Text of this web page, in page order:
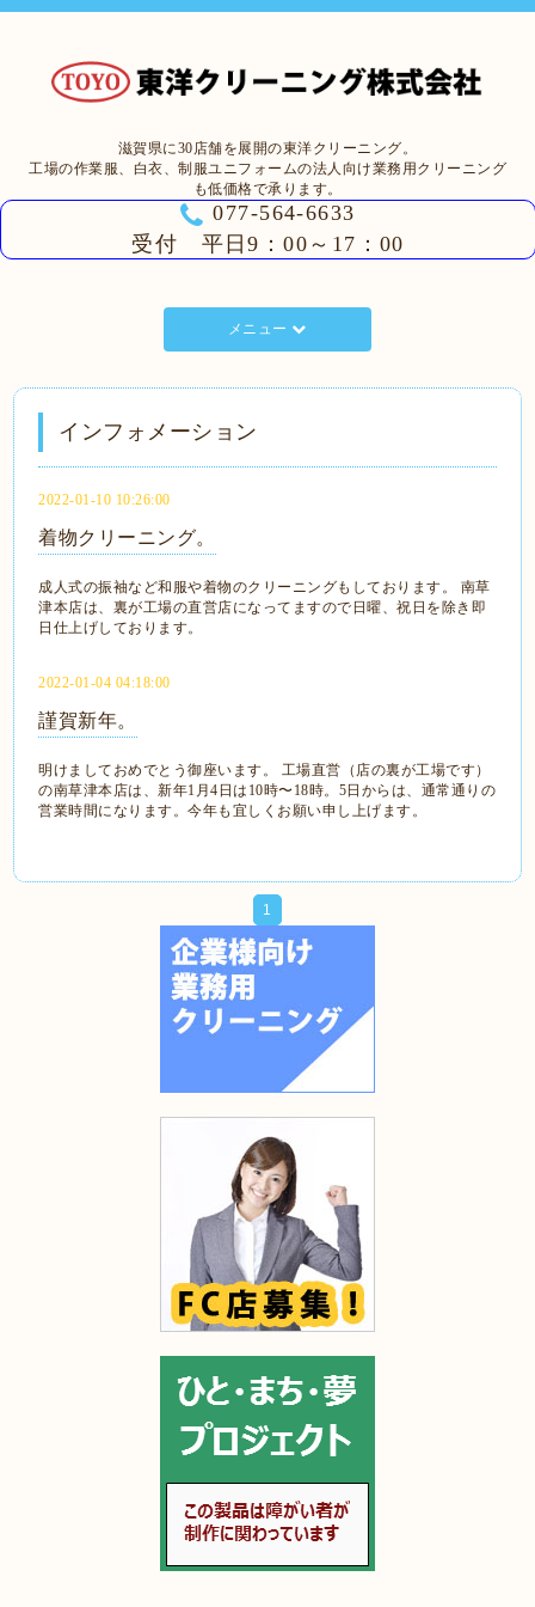
滋賀県に30店舗を展開の東洋クリーニング。
工場の作業服、白衣、制服ユニフォームの法人向け業務用クリーニング
も低価格で承ります。
077-564-6633
受付 平日9：00～17：00
メニュー
インフォメーション
2022-01-10 10:26:00
着物クリーニング。
成人式の振袖など和服や着物のクリーニングもしております。 南草
津本店は、裏が工場の直営店になってますので日曜、祝日を除き即
日仕上げしております。
2022-01-04 04:18:00
謹賀新年。
明けましておめでとう御座います。 工場直営（店の裏が工場です）
の南草津本店は、新年1月4日は10時〜18時。5日からは、通常通りの
営業時間になります。今年も宜しくお願い申し上げます。
1